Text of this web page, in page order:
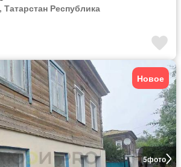
Республика
5фото
Новое